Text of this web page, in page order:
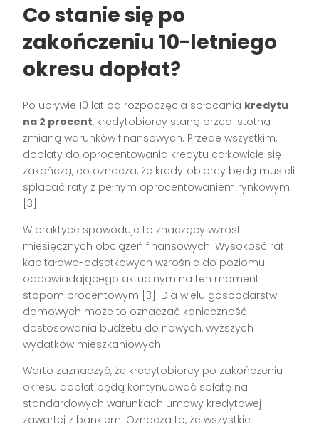
Co stanie się po
zakończeniu 10-letniego
okresu dopłat?
Po upływie 10 lat od rozpoczęcia spłacania kredytu
na 2 procent, kredytobiorcy staną przed istotną
zmianą warunków finansowych. Przede wszystkim,
dopłaty do oprocentowania kredytu całkowicie się
zakończą, co oznacza, że kredytobiorcy będą musieli
spłacać raty z pełnym oprocentowaniem rynkowym
[3].
W praktyce spowoduje to znaczący wzrost
miesięcznych obciążeń finansowych. Wysokość rat
kapitałowo-odsetkowych wzrośnie do poziomu
odpowiadającego aktualnym na ten moment
stopom procentowym [3]. Dla wielu gospodarstw
domowych może to oznaczać konieczność
dostosowania budżetu do nowych, wyższych
wydatków mieszkaniowych.
Warto zaznaczyć, że kredytobiorcy po zakończeniu
okresu dopłat będą kontynuować spłatę na
standardowych warunkach umowy kredytowej
zawartej z bankiem. Oznacza to, że wszystkie